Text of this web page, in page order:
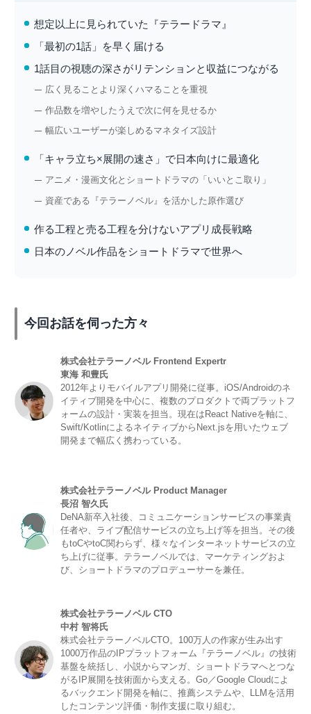
想定以上に見られていた『テラードラマ』
「最初の1話」を早く届ける
1話目の視聴の深さがリテンションと収益につながる
広く見ることより深くハマることを重視
作品数を増やしたうえで次に何を見せるか
幅広いユーザーが楽しめるマネタイズ設計
「キャラ立ち×展開の速さ」で日本向けに最適化
アニメ・漫画文化とショートドラマの「いいとこ取り」
資産である『テラーノベル』を活かした原作選び
作る工程と売る工程を分けないアプリ成長戦略
日本のノベル作品をショートドラマで世界へ
今回お話を伺った方々
株式会社テラーノベル Frontend Expertr
東海 和豊氏
2012年よりモバイルアプリ開発に従事。iOS/Androidのネ
イティブ開発を中心に、複数のプロダクトで両プラットフ
ォームの設計・実装を担当。現在はReact Nativeを軸に、
Swift/KotlinによるネイティブからNext.jsを用いたウェブ
開発まで幅広く携わっている。
株式会社テラーノベル Product Manager
長沼 智久氏
DeNA新卒入社後、コミュニケーションサービスの事業責
任者や、ライブ配信サービスの立ち上げ等を担当。その後
もtoCやtoC関わらず、様々なインターネットサービスの立
ち上げに従事。テラーノベルでは、マーケティングおよ
び、ショートドラマのプロデューサーを兼任。
株式会社テラーノベル CTO
中村 智将氏
株式会社テラーノベルCTO。100万人の作家が生み出す
1000万作品のIPプラットフォーム『テラーノベル』の技術
基盤を統括し、小説からマンガ、ショートドラマへとつな
がるIP展開を技術面から支える。Go／Google Cloudによ
るバックエンド開発を軸に、推薦システムや、LLMを活用
したコンテンツ評価・制作支援に取り組む。